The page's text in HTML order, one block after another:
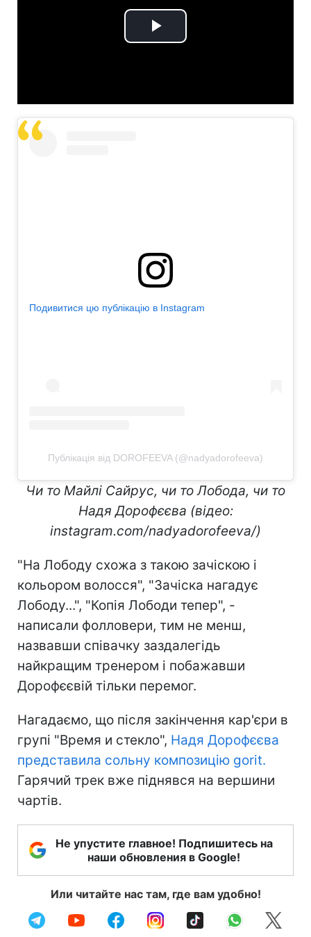
Play
Подивитися цю публікацію в Instagram
Публікація від DOROFEEVA (@nadyadorofeeva)
Чи то Майлі Сайрус, чи то Лобода, чи то
Надя Дорофєєва (відео:
instagram.com/nadyadorofeeva/)
"На Лободу схожа з такою зачіскою і
кольором волосся", "Зачіска нагадує
Лободу...", "Копія Лободи тепер", -
написали фолловери, тим не менш,
назвавши співачку заздалегідь
найкращим тренером і побажавши
Дорофєєвій тільки перемог.
Нагадаємо, що після закінчення кар'єри в
групі "Время и стекло", Надя Дорофєєва
представила сольну композицію gorit.
Гарячий трек вже піднявся на вершини
чартів.
Не упустите главное! Подпишитесь на
наши обновления в Google!
Или читайте нас там, где вам удобно!